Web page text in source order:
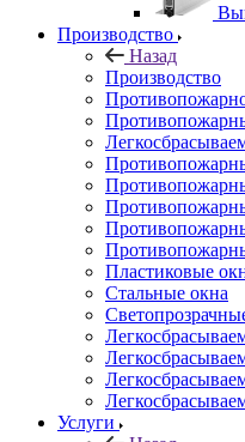
Производство
Назад
Производство
Пластиковые
Стальные окна
Услуги